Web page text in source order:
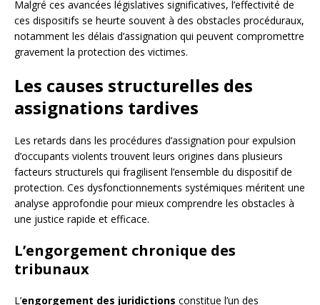
Malgré ces avancées législatives significatives, l’effectivité de
ces dispositifs se heurte souvent à des obstacles procéduraux,
notamment les délais d’assignation qui peuvent compromettre
gravement la protection des victimes.
Les causes structurelles des
assignations tardives
Les retards dans les procédures d’assignation pour expulsion
d’occupants violents trouvent leurs origines dans plusieurs
facteurs structurels qui fragilisent l’ensemble du dispositif de
protection. Ces dysfonctionnements systémiques méritent une
analyse approfondie pour mieux comprendre les obstacles à
une justice rapide et efficace.
L’engorgement chronique des
tribunaux
L’engorgement des juridictions constitue l’un des